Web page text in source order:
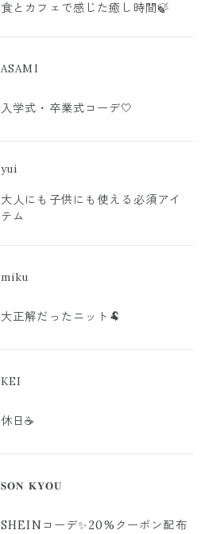
食とカフェで感じた癒し時間🍃
ASAMI
入学式・卒業式コーデ🤍
yui
大人にも子供にも使える必須アイ
テム
miku
大正解だったニット🐏
KEI
休日☕️
𝐒𝐎𝐍 𝐊𝐘𝐎𝐔
SHEINコーデ✨20%クーポン配布